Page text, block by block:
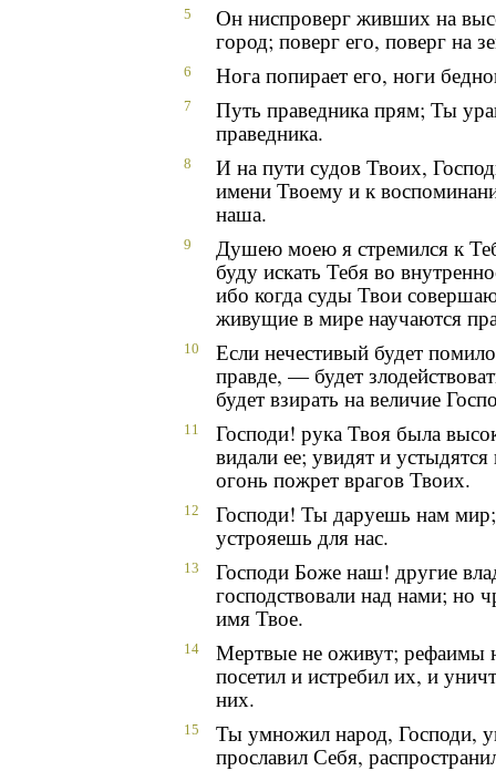
5
Он ниспроверг живших на
город; поверг его, поверг на
6 Нога попирает его, ноги
7
Путь праведника прям; Ты
праведника.
8
И на пути судов Твоих,
имени Твоему и к
наша.
9
Душею моею я стремился к
буду искать Тебя во
ибо когда суды Твои
живущие в мире научаются
10
Если нечестивый будет
правде, — будет
будет взирать на величие
11
Господи! рука Твоя была
видали ее; увидят и
огонь пожрет врагов Твоих.
12
Господи! Ты даруешь нам
устрояешь для нас.
13
Господи Боже наш! другие
господствовали над нами; но
имя Твое.
14
Мертвые не оживут; рефаимы
посетил и истребил их, и
них.
15
Ты умножил народ, Господи,
прославил Себя,